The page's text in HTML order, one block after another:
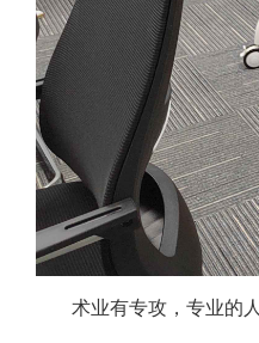
术业有专攻，专业的